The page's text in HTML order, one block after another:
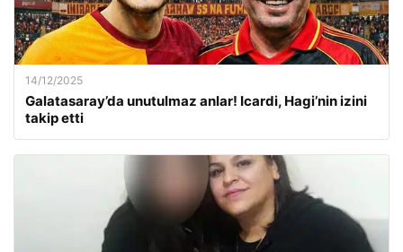
14/12/2025
Galatasaray’da unutulmaz anlar! Icardi, Hagi’nin izini
takip etti